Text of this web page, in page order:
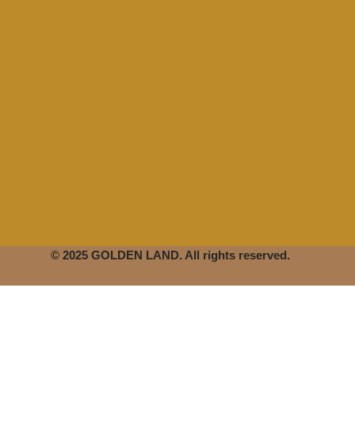
© 2025 GOLDEN LAND. All rights reserved.